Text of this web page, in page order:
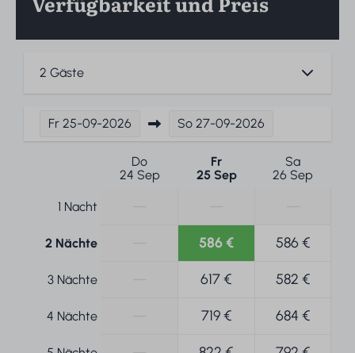
2 Gäste
Fr 25-09-2026 So 27-09-2026
Do
24 Sep
Fr
25 Sep
Sa
26 Sep
1 Nacht
2 Nächte 586 € 586 €
3 Nächte 617 € 582 €
4 Nächte 719 € 684 €